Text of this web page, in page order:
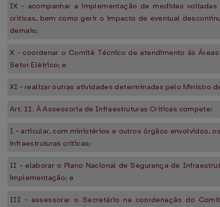
IX - acompanhar a implementação de medidas
críticas, bem como gerir o impacto de eventual
demais;
X - coordenar o Comitê Técnico de atendimento às
Setor Elétrico; e
XI - realizar outras atividades determinadas pelo Ministro
Art. 11. À Assessoria de Infraestruturas Críticas compete:
I - articular, com ministérios e outros órgãos envolvidos,
infraestruturas críticas;
II - elaborar o Plano Nacional de Segurança de
implementação; e
III - assessorar o Secretário na coordenação do